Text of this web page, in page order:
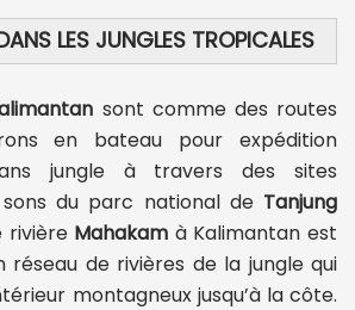
LES JUNGLES TROPICALES
sont comme des routes
en bateau pour expédition
jungle à travers des sites
du parc national de Tanjung
rivière Mahakam à Kalimantan est
réseau de rivières de la jungle qui
montagneux jusqu’à la côte.